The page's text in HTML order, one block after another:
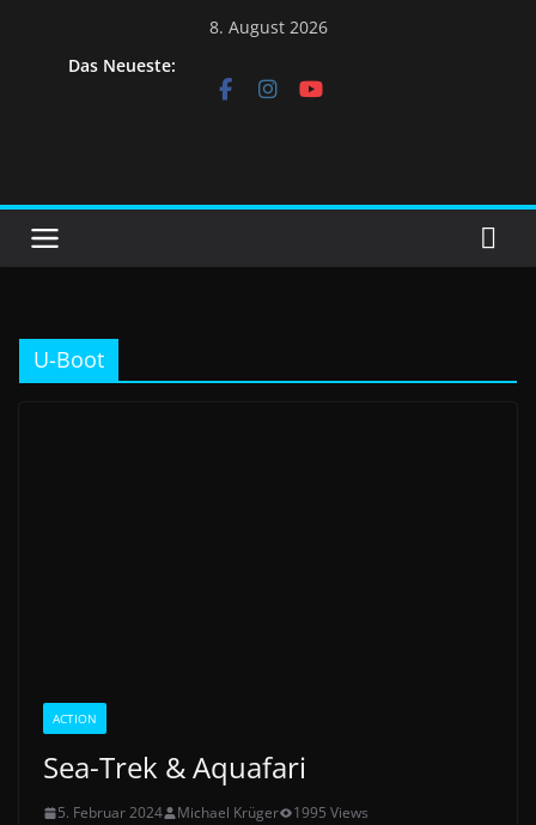
8. August 2026
Das Neueste:
U-Boot
ACTION
Sea-Trek & Aquafari
5. Februar 2024 Michael Krüger
1995 Views